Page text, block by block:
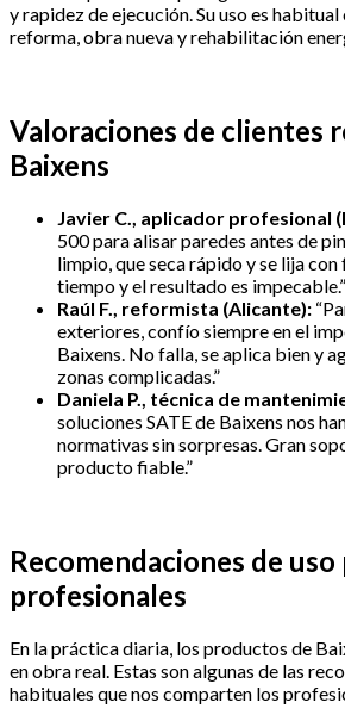
y rapidez de ejecución. Su uso es
reforma, obra nueva y rehabilitación
Valoraciones de clientes
Baixens
Javier C., aplicador profesional
500 para alisar paredes antes de
limpio, que seca rápido y se lija
tiempo y el resultado es impecable.”
Raúl F., reformista (Alicante):
exteriores, confío siempre en el
Baixens. No falla, se aplica bien y
zonas complicadas.”
Daniela P., técnica de
soluciones SATE de Baixens nos
normativas sin sorpresas. Gran
producto fiable.”
Recomendaciones de
profesionales
En la práctica diaria, los productos de
en obra real. Estas son algunas de las
habituales que nos comparten los